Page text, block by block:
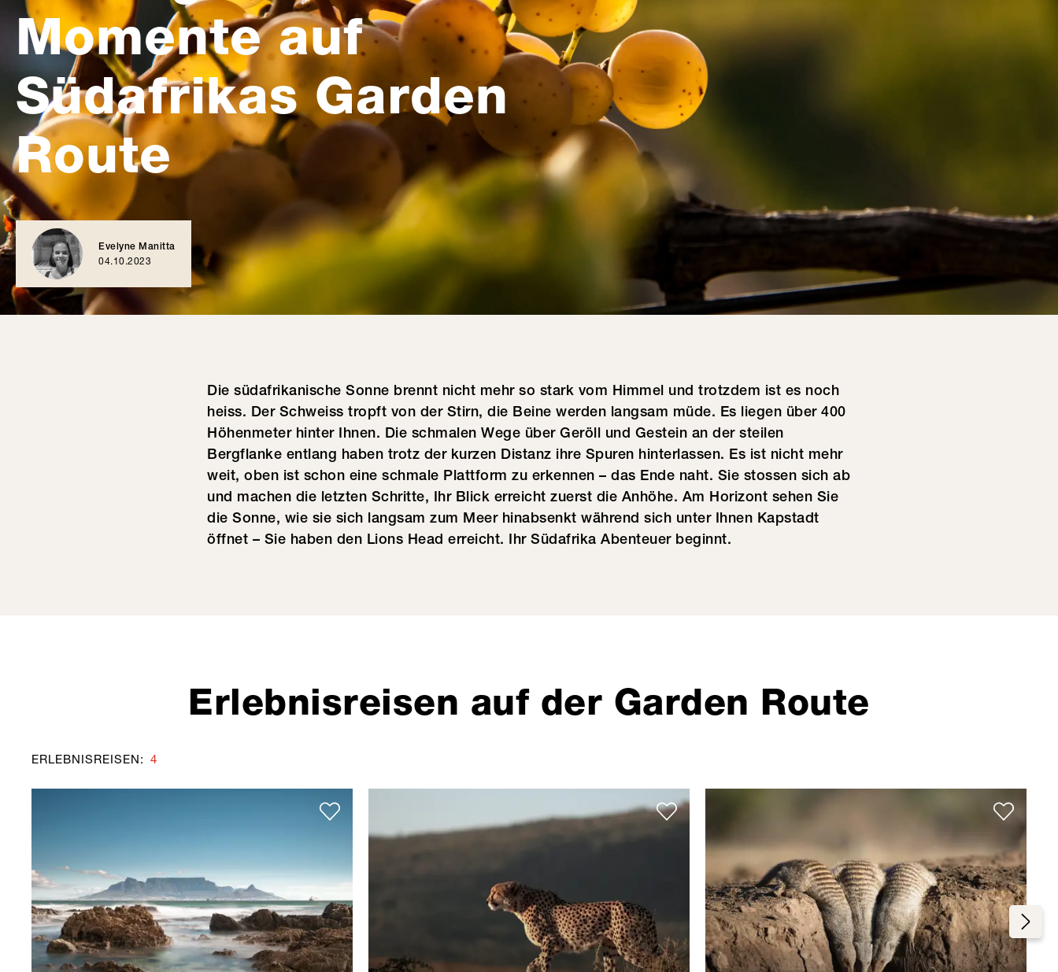
Momente auf
Südafrikas Garden
Route
Evelyne Manitta
04.10.2023
Die südafrikanische Sonne brennt nicht mehr so stark vom Himmel und trotzdem ist es noch
heiss. Der Schweiss tropft von der Stirn, die Beine werden langsam müde. Es liegen über 400
Höhenmeter hinter Ihnen. Die schmalen Wege über Geröll und Gestein an der steilen
Bergflanke entlang haben trotz der kurzen Distanz ihre Spuren hinterlassen. Es ist nicht mehr
weit, oben ist schon eine schmale Plattform zu erkennen – das Ende naht. Sie stossen sich ab
und machen die letzten Schritte, Ihr Blick erreicht zuerst die Anhöhe. Am Horizont sehen Sie
die Sonne, wie sie sich langsam zum Meer hinabsenkt während sich unter Ihnen Kapstadt
öffnet – Sie haben den Lions Head erreicht. Ihr Südafrika Abenteuer beginnt.
Erlebnisreisen auf der Garden Route
ERLEBNISREISEN: 4